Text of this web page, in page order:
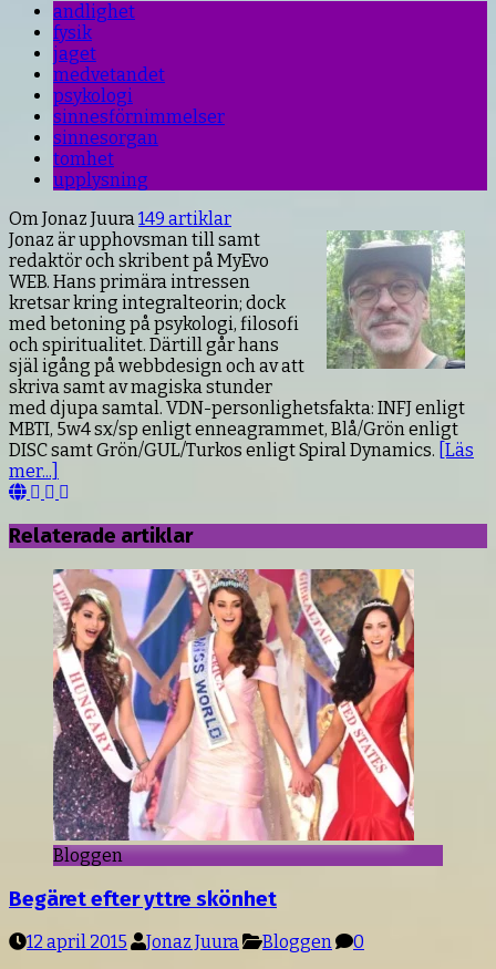
andlighet
fysik
jaget
medvetandet
psykologi
sinnesförnimmelser
sinnesorgan
tomhet
upplysning
Om Jonaz Juura149 artiklar
Jonaz är upphovsman till samt
redaktör och skribent på MyEvo
WEB. Hans primära intressen
kretsar kring integralteorin; dock
med betoning på psykologi, filosofi
och spiritualitet. Därtill går hans
själ igång på webbdesign och av att
skriva samt av magiska stunder
med djupa samtal. VDN-personlighetsfakta: INFJ enligt
MBTI, 5w4 sx/sp enligt enneagrammet, Blå/Grön enligt
DISC samt Grön/GUL/Turkos enligt Spiral Dynamics. [Läs
mer...]
Webbsida
Facebook
YouTube
Relaterade artiklar
Bloggen
Begäret efter yttre skönhet
12 april 2015 Jonaz Juura Bloggen
0